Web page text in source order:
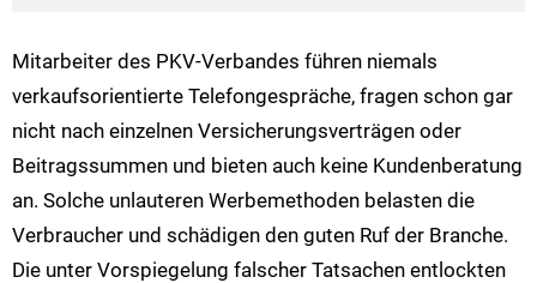
Mitarbeiter des PKV-Verbandes führen niemals
verkaufsorientierte Telefongespräche, fragen schon gar
nicht nach einzelnen Versicherungsverträgen oder
Beitragssummen und bieten auch keine Kundenberatung
an. Solche unlauteren Werbemethoden belasten die
Verbraucher und schädigen den guten Ruf der Branche.
Die unter Vorspiegelung falscher Tatsachen entlockten